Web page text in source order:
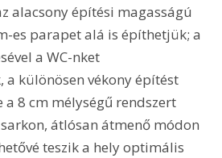
alacsony építési magasságú
es parapet alá is építhetjük; a
a WC-nket
a különösen vékony építést
a 8 cm mélységű rendszert
átlósan átmenő módon
teszik a hely optimális